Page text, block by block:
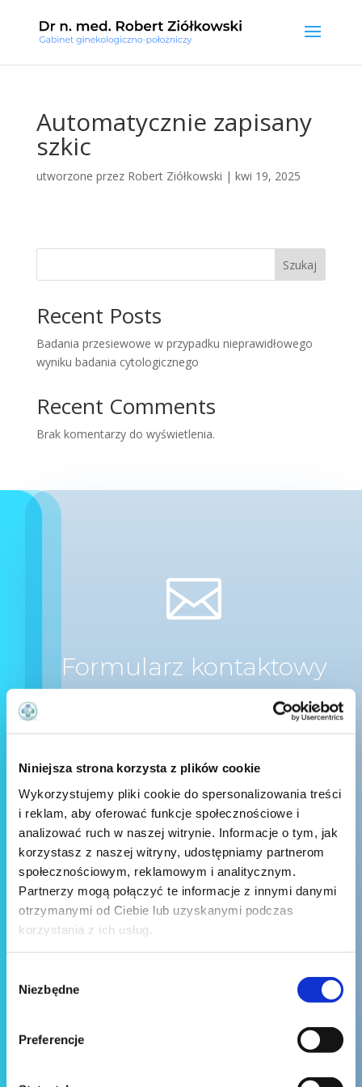
Niniejsza strona korzysta z plików cookie
Wykorzystujemy pliki cookie do spersonalizowania treści
i reklam, aby oferować funkcje społecznościowe i
analizować ruch w naszej witrynie. Informacje o tym, jak
korzystasz z naszej witryny, udostępniamy partnerom
społecznościowym, reklamowym i analitycznym.
Partnerzy mogą połączyć te informacje z innymi danymi
otrzymanymi od Ciebie lub uzyskanymi podczas
korzystania z ich usług.
zgody
Niezbędne
Preferencje
Automatycznie zapisany
szkic
utworzone przez Robert Ziółkowski | kwi 19, 2025
Szukaj
Recent Posts
Badania przesiewowe w przypadku nieprawidłowego
wyniku badania cytologicznego
Recent Comments
Brak komentarzy do wyświetlenia.

Formularz kontaktowy
Wyślij wiadomość